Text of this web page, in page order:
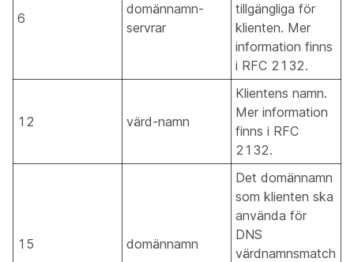
6
domännamn-
servrar
tillgängliga för
klienten. Mer
information finns
i RFC 2132.
12 värd-namn
Klientens namn.
Mer information
finns i RFC
2132.
15 domännamn
Det domännamn
som klienten ska
använda för
DNS
värdnamnsmatch